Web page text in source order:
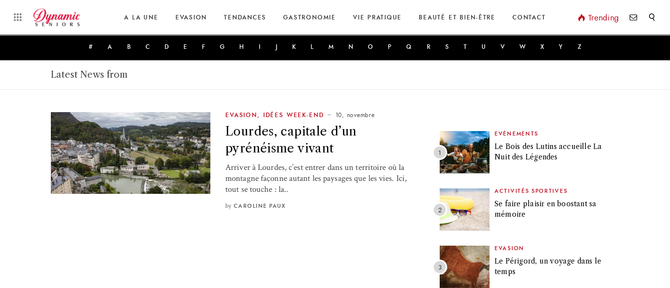
A LA UNE EVASION TENDANCES GASTRONOMIE VIE PRATIQUE BEAUTÉ ET BIEN-ÊTRE CONTACT Trending
# A B C D E F G H K M N O P Q R S T U V W X Y Z
Latest News from
EVASION IDÉES WEEK-END 10, novembre
Lourdes, capitale d’un
pyrénéisme vivant
Arriver à Lourdes, c’est entrer dans un territoire où la
montagne façonne autant les paysages que les vies. Ici,
tout se touche : la..
by CAROLINE PAUX
EVÉNEMENTS
Le Bois des Lutins accueille La
Nuit des Légendes
ACTIVITÉS SPORTIVES
Se faire plaisir en boostant sa
mémoire
EVASION
Le Périgord, un voyage dans le
temps